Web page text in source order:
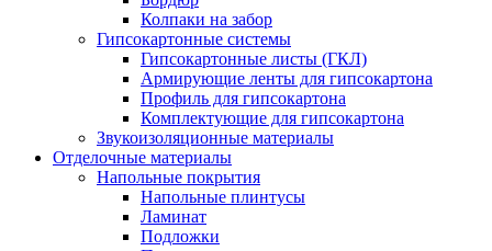
Колпаки на забор
Гипсокартонные системы
Гипсокартонные листы (ГКЛ)
Армирующие ленты для гипсокартона
Профиль для гипсокартона
Комплектующие для гипсокартона
Звукоизоляционные материалы
Отделочные материалы
Напольные покрытия
Напольные плинтусы
Ламинат
Подложки